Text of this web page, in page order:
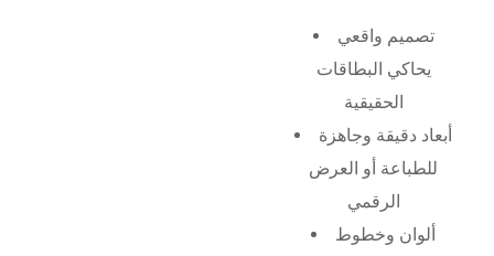
تصميم واقعي
يحاكي البطاقات
الحقيقية
أبعاد دقيقة وجاهزة
للطباعة أو العرض
الرقمي
ألوان وخطوط